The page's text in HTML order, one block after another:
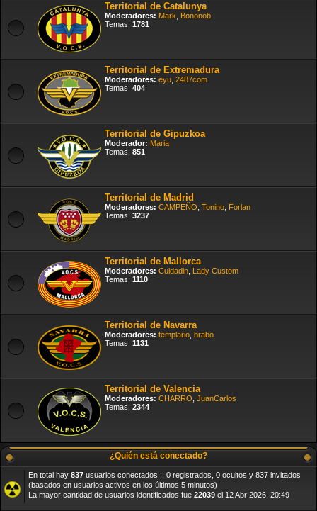
Territorial de Catalunya
Moderadores: Mark
Bononob
Temas: 1781
Territorial de Extremadura
Moderadores: eyu 2487com
Temas: 404
Territorial de Gipuzkoa
Moderador: Maria
Temas: 851
Territorial de Madrid
Moderadores: CAMPEÑO Tonino Forlan
Temas: 3237
Territorial de Mallorca
Moderadores: Cuidadin Lady Custom
Temas: 1110
Territorial de Navarra
Moderadores: templario brabo
Temas: 1131
Territorial de Valencia
Moderadores: CHARRO JuanCarlos
Temas: 2344
¿Quién está conectado?
En total hay 837 usuarios conectados :: 0 registrados, 0 ocultos y 837 invitados
(basados en usuarios activos en los últimos 5 minutos)
La mayor cantidad de usuarios identificados fue 22039 el 12 Abr 2026, 20:49